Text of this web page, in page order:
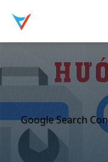
qua
nội
Google Search